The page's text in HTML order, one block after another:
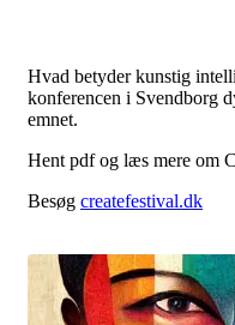
Hvad betyder kunstig
konferencen i Svendborg
emnet.
Hent pdf og læs mere om
Besøg createfestival.dk